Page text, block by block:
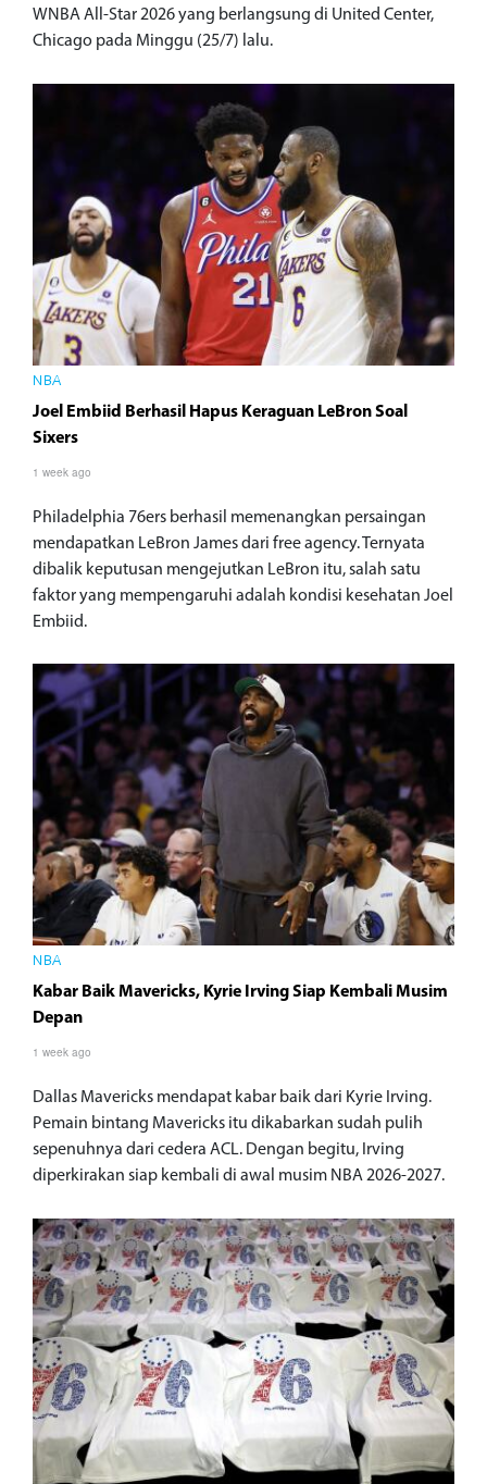
WNBA All-Star 2026 yang berlangsung di United Center,
Chicago pada Minggu (25/7) lalu.
NBA
Joel Embiid Berhasil Hapus Keraguan LeBron Soal
Sixers
1 week ago
Philadelphia 76ers berhasil memenangkan persaingan
mendapatkan LeBron James dari free agency. Ternyata
dibalik keputusan mengejutkan LeBron itu, salah satu
faktor yang mempengaruhi adalah kondisi kesehatan Joel
Embiid.
NBA
Kabar Baik Mavericks, Kyrie Irving Siap Kembali Musim
Depan
1 week ago
Dallas Mavericks mendapat kabar baik dari Kyrie Irving.
Pemain bintang Mavericks itu dikabarkan sudah pulih
sepenuhnya dari cedera ACL. Dengan begitu, Irving
diperkirakan siap kembali di awal musim NBA 2026-2027.